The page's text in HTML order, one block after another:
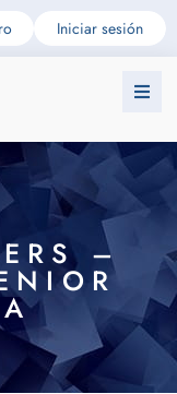
Iniciar sesión
–